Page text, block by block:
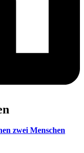
zwei Menschen